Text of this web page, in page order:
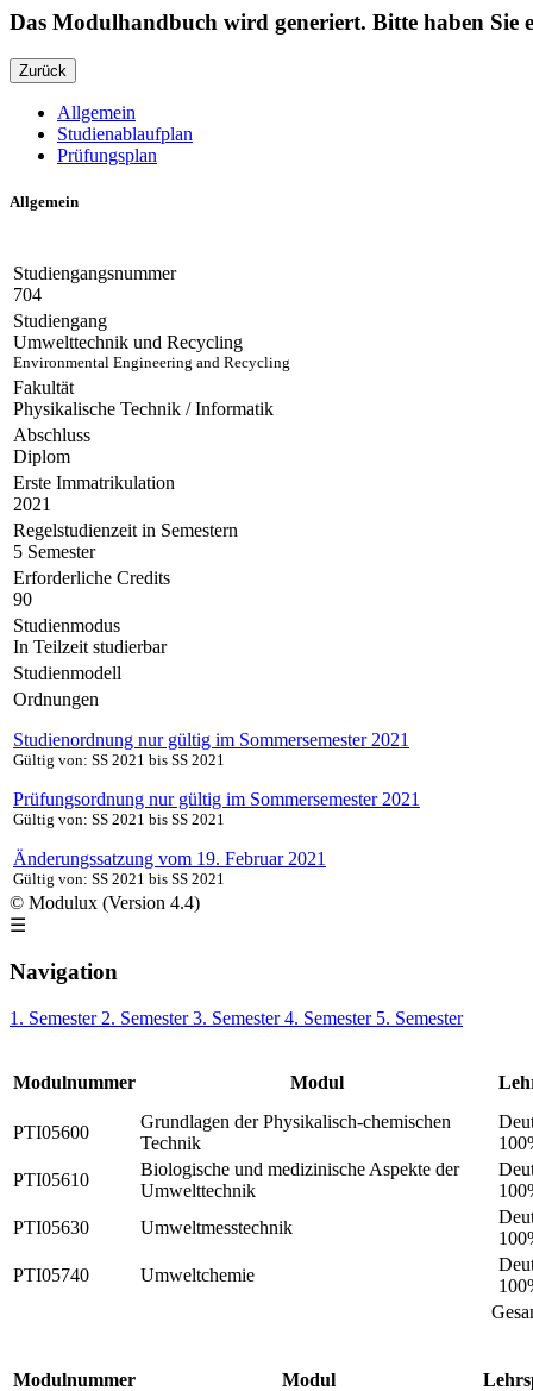
Das Modulhandbuch wird generiert. Bitte haben Sie
Zurück
Allgemein
Studienablaufplan
Prüfungsplan
Allgemein
Studiengangsnummer
704
Studiengang
Umwelttechnik und Recycling
Environmental Engineering and Recycling
Fakultät
Physikalische Technik / Informatik
Abschluss
Diplom
Erste Immatrikulation
2021
Regelstudienzeit in Semestern
5 Semester
Erforderliche Credits
90
Studienmodus
In Teilzeit studierbar
Studienmodell
Ordnungen
Studienordnung nur gültig im Sommersemester 2021
Gültig von: SS 2021 bis SS 2021
Prüfungsordnung nur gültig im Sommersemester 2021
Gültig von: SS 2021 bis SS 2021
Änderungssatzung vom 19. Februar 2021
Gültig von: SS 2021 bis SS 2021
© Modulux (Version 4.4)
☰
Navigation
1. Semester 2. Semester3. Semester4. Semester 5. Semester
Modulnummer Modul
PTI05600
Grundlagen der Physikalisch-chemischen
Technik
PTI05610
Biologische und medizinische Aspekte der
Umwelttechnik
PTI05630
Umweltmesstechnik
PTI05740
Umweltchemie
Modulnummer Modul